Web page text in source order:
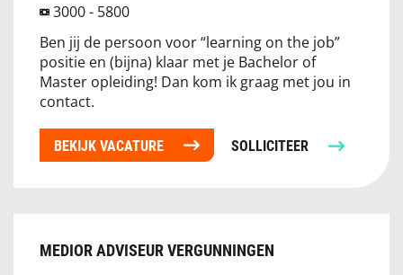
3000 - 5800
Ben jij de persoon voor “learning on the job”
positie en (bijna) klaar met je Bachelor of
Master opleiding! Dan kom ik graag met jou in
contact.
BEKIJK VACATURE SOLLICITEER
MEDIOR ADVISEUR VERGUNNINGEN